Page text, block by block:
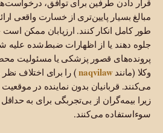
قرار دادن طرفین برای توافق، درخواست‌ها
مبالغ بسیار پایین‌تری از خسارت واقعی
طور کامل انکار کنند. ارزیابان ممکن
جلوه دهند یا از اظهارات ضبط‌شده علیه
پرونده‌های قصور پزشکی یا مسئولیت
وکلا (مانندnaqvilaw) را برای اختلاف
می‌کنند. قربانیان بدون نماینده در
زیرا بیمه‌گران از بی‌تجربگی برای به
سوءاستفاده می‌کنند.